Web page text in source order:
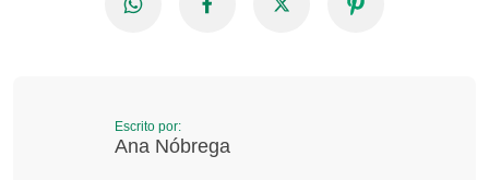
Escrito por:
Ana Nóbrega